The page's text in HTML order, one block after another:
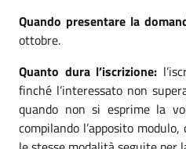
Quando presentare la
ottobre.
Quanto dura l’iscrizione:
finché l’interessato non
quando non si esprime la
compilando l’apposito